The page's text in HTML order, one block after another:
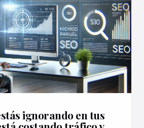
ignorando en tus